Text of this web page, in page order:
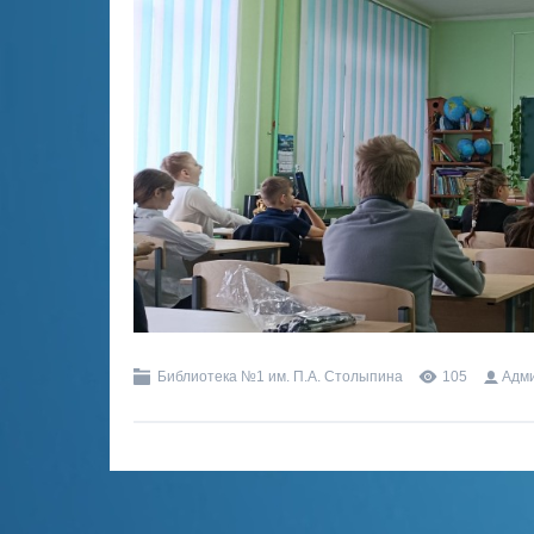
Библиотека №1 им. П.А. Столыпина 105